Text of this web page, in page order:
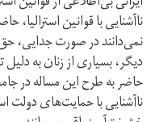
ناآشنایی با قوانین
نمی‌دانند در صورت جدایی،
دیگر، بسیاری از زنان به
حاضر به طرح این مساله در
ناآشنایی با حمایت‌های دولت